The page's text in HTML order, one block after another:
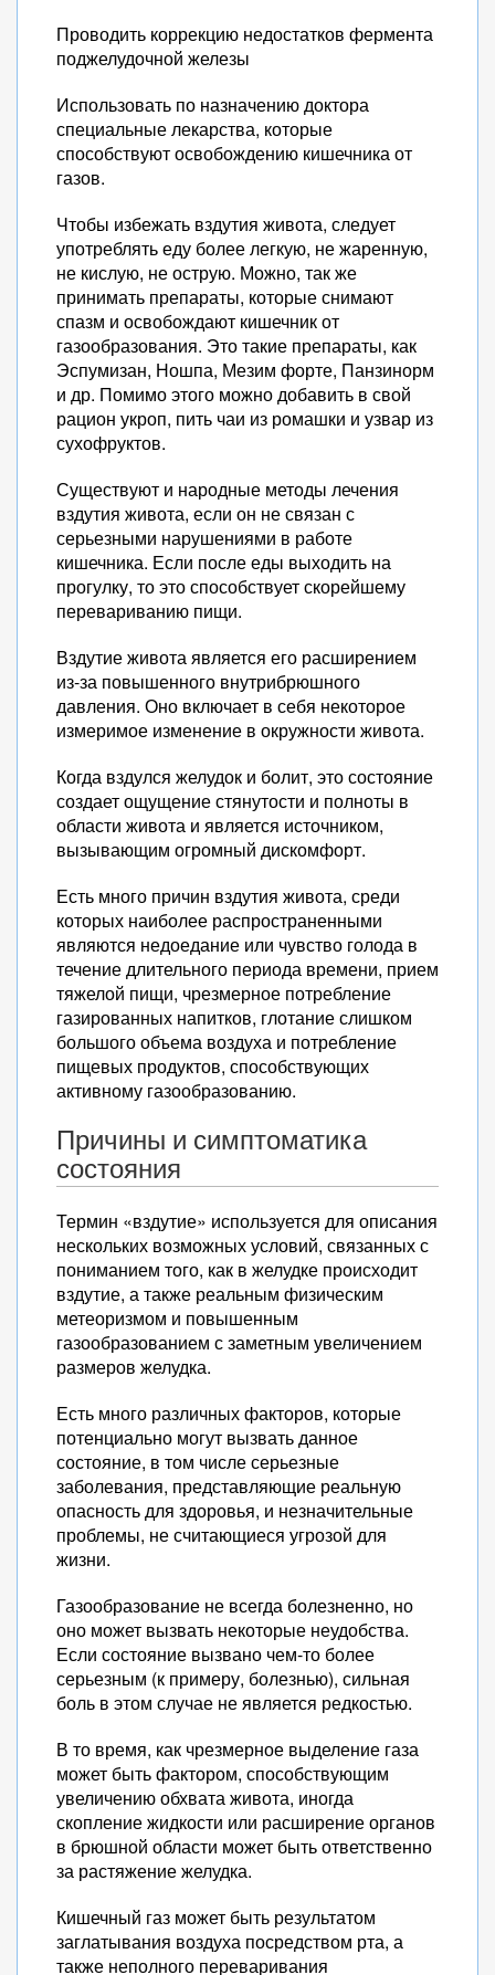
Проводить коррекцию недостатков фермента
поджелудочной железы
Использовать по назначению доктора
специальные лекарства, которые
способствуют освобождению кишечника от
газов.
Чтобы избежать вздутия живота, следует
употреблять еду более легкую, не жаренную,
не кислую, не острую. Можно, так же
принимать препараты, которые снимают
спазм и освобождают кишечник от
газообразования. Это такие препараты, как
Эспумизан, Ношпа, Мезим форте, Панзинорм
и др. Помимо этого можно добавить в свой
рацион укроп, пить чаи из ромашки и узвар из
сухофруктов.
Существуют и народные методы лечения
вздутия живота, если он не связан с
серьезными нарушениями в работе
кишечника. Если после еды выходить на
прогулку, то это способствует скорейшему
перевариванию пищи.
Вздутие живота является его расширением
из-за повышенного внутрибрюшного
давления. Оно включает в себя некоторое
измеримое изменение в окружности живота.
Когда вздулся желудок и болит, это состояние
создает ощущение стянутости и полноты в
области живота и является источником,
вызывающим огромный дискомфорт.
Есть много причин вздутия живота, среди
которых наиболее распространенными
являются недоедание или чувство голода в
течение длительного периода времени, прием
тяжелой пищи, чрезмерное потребление
газированных напитков, глотание слишком
большого объема воздуха и потребление
пищевых продуктов, способствующих
активному газообразованию.
Причины и симптоматика
состояния
Термин «вздутие» используется для описания
нескольких возможных условий, связанных с
пониманием того, как в желудке происходит
вздутие, а также реальным физическим
метеоризмом и повышенным
газообразованием с заметным увеличением
размеров желудка.
Есть много различных факторов, которые
потенциально могут вызвать данное
состояние, в том числе серьезные
заболевания, представляющие реальную
опасность для здоровья, и незначительные
проблемы, не считающиеся угрозой для
жизни.
Газообразование не всегда болезненно, но
оно может вызвать некоторые неудобства.
Если состояние вызвано чем-то более
серьезным (к примеру, болезнью), сильная
боль в этом случае не является редкостью.
В то время, как чрезмерное выделение газа
может быть фактором, способствующим
увеличению обхвата живота, иногда
скопление жидкости или расширение органов
в брюшной области может быть ответственно
за растяжение желудка.
Кишечный газ может быть результатом
заглатывания воздуха посредством рта, а
также неполного переваривания